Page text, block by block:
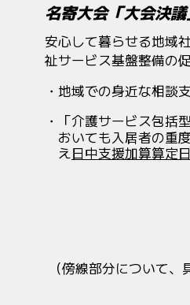
名寄大会「大会決
安心して暮らせる地域
祉サービス基盤整備の
地域での身近な相談
「介護サービス包括
おいても入居者の重
え日中支援加算算定
（傍線部分について、